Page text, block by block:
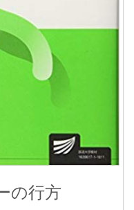
の行方